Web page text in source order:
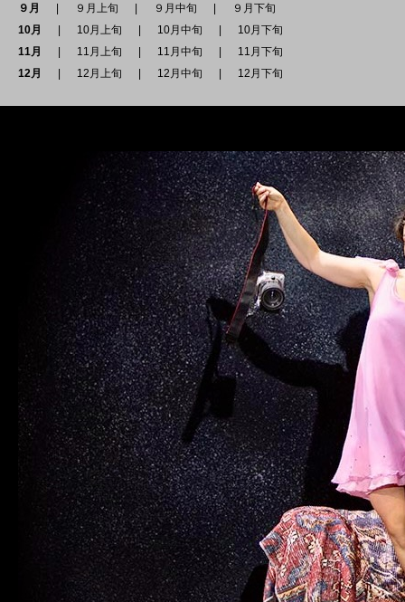
９月
９月上旬 ９月中旬
９月下旬
10月
10月上旬 10月中旬
10月下旬
11月
11月上旬 11月中旬
11月下旬
12月
12月上旬 12月中旬 12月下旬